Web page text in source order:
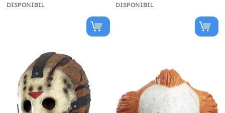
DISPONIBIL DISPONIBIL